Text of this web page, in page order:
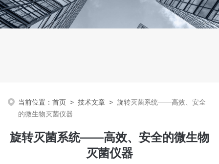
当前位置：首页 >技术文章 >旋转灭菌系统——高效、安全
的微生物灭菌仪器
旋转灭菌系统——高效、安全的微生物
灭菌仪器